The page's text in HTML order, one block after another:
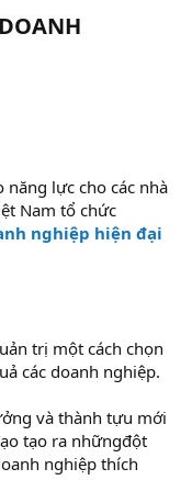
năng lực cho các nhà
Nam tổ chức
nghiệp hiện đại
trị một cách chọn
các doanh nghiệp.
và thành tựu mới
tạo ra nhữngđột
nghiệp thích